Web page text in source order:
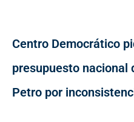
Centro Democrático
presupuesto nacional
Petro por